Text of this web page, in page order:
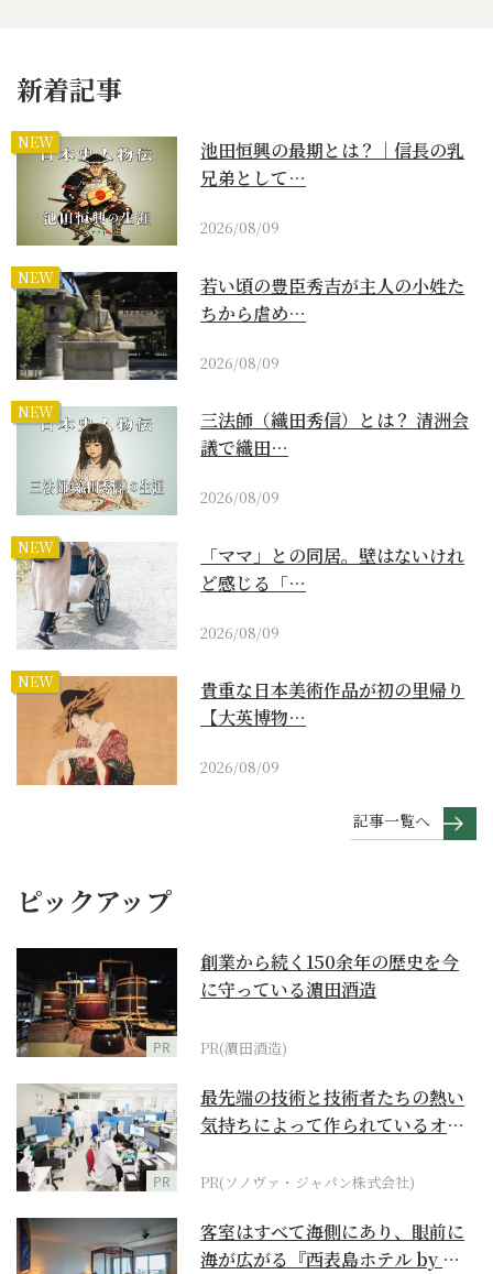
新着記事
NEW
池田恒興の最期とは？｜信長の乳
兄弟として…
2026/08/09
NEW
若い頃の豊臣秀吉が主人の小姓た
ちから虐め…
2026/08/09
NEW
三法師（織田秀信）とは？ 清洲会
議で織田…
2026/08/09
NEW
「ママ」との同居。壁はないけれ
ど感じる「…
2026/08/09
NEW
貴重な日本美術作品が初の里帰り
【大英博物…
2026/08/09
記事一覧へ
ピックアップ
PR
創業から続く150余年の歴史を今
に守っている濵田酒造
PR(濵田酒造)
PR
最先端の技術と技術者たちの熱い
気持ちによって作られているオー
PR(ソノヴァ・ジャパン株式会社)
客室はすべて海側にあり、眼前に
海が広がる『西表島ホテル by 星